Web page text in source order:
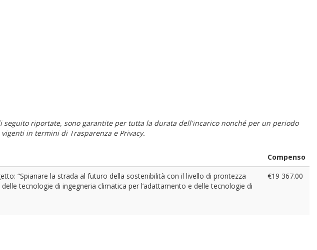
riportate, sono garantite per tutta la durata dell'incarico nonché per un periodo
in termini di Trasparenza e Privacy.
Compenso
“Spianare la strada al futuro della sostenibilità con il livello di prontezza
tecnologie di ingegneria climatica per l’adattamento e delle tecnologie di
€19 367.00